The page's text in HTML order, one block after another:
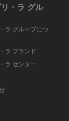
・ラ グル
ラ グループにつ
ラ ブランド
ラ センター